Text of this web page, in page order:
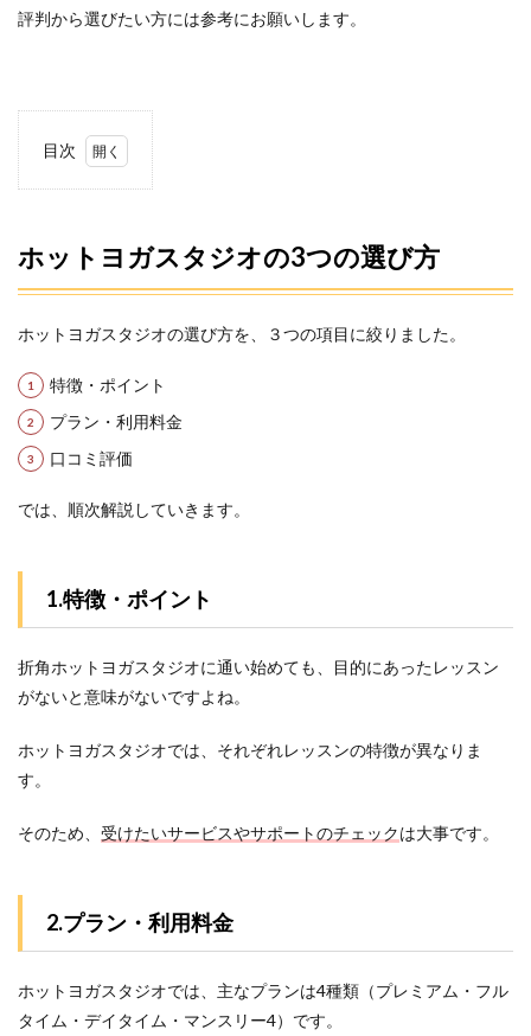
評判から選びたい方には参考にお願いします。
目次
タジ
オの
の選
1.1
1.特
徴・
ポイ
1.2
料金
3.口コ
ミ評
価
2
市青
にあ
スタ
を3
つの
項目
ホットヨガスタジオの3つの選び方
ホットヨガスタジオの選び方を、３つの項目に絞りました。
特徴・ポイント
プラン・利用料金
口コミ評価
では、順次解説していきます。
1.特徴・ポイント
折角ホットヨガスタジオに通い始めても、目的にあったレッスン
がないと意味がないですよね。
ホットヨガスタジオでは、それぞれレッスンの特徴が異なりま
す。
そのため、 受けたいサービスやサポートのチェックは大事です。
2.プラン・利用料金
ホットヨガスタジオでは、主なプランは4種類（プレミアム・フル
タイム・デイタイム・マンスリー4）です。